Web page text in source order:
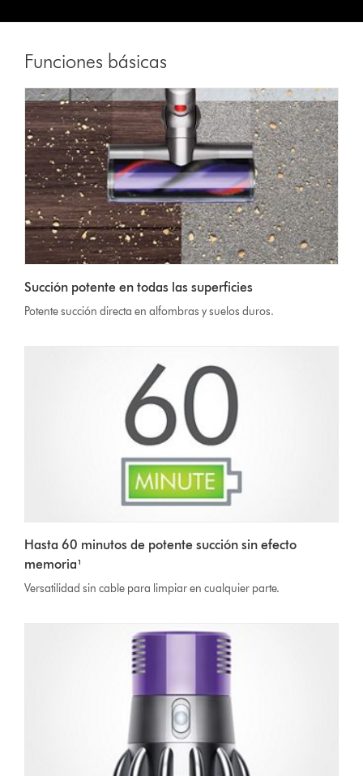
Funciones básicas
Succión potente en todas las superficies
Potente succión directa en alfombras y suelos duros.
Hasta 60 minutos de potente succión sin efecto
memoria¹
Versatilidad sin cable para limpiar en cualquier parte.